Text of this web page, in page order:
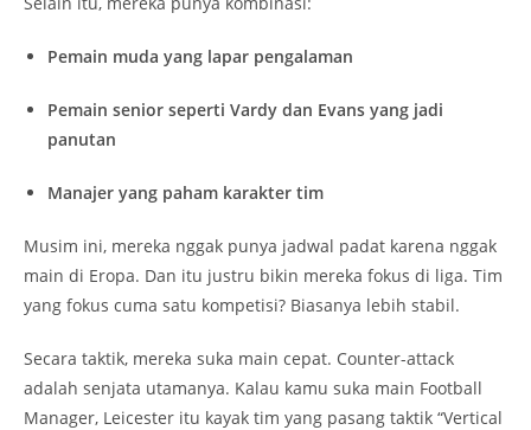
Pemain muda yang lapar pengalaman
Pemain senior seperti Vardy dan Evans yang jadi
panutan
Manajer yang paham karakter tim
Musim ini, mereka nggak punya jadwal padat karena nggak
main di Eropa. Dan itu justru bikin mereka fokus di liga. Tim
yang fokus cuma satu kompetisi? Biasanya lebih stabil.
Secara taktik, mereka suka main cepat. Counter-attack
adalah senjata utamanya. Kalau kamu suka main Football
Manager, Leicester itu kayak tim yang pasang taktik “Vertical